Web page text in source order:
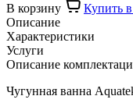
В корзину
Купить
Описание
Характеристики
Услуги
Описание
Чугунная ванна